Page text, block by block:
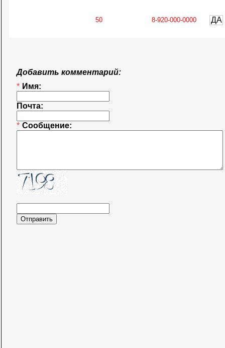
ДА
Добавить комментарий:
* Имя:
Почта:
* Сообщение: